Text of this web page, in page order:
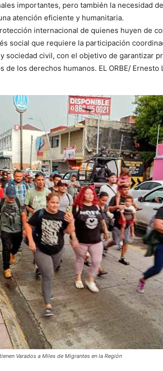
importantes, pero también la necesidad
atención eficiente y humanitaria.
internacional de quienes huyen de
social que requiere la participación
sociedad civil, con el objetivo de garantizar
de los derechos humanos. EL ORBE/ Ernesto
Varados a Miles de Migrantes en la Región